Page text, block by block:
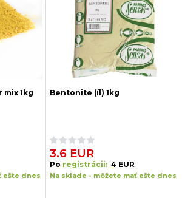
mix 1kg
ešte dnes
Bentonite (íl) 1kg
3.6 EUR
Po registrácii: 4 EUR
Na sklade - môžete mať ešte dnes